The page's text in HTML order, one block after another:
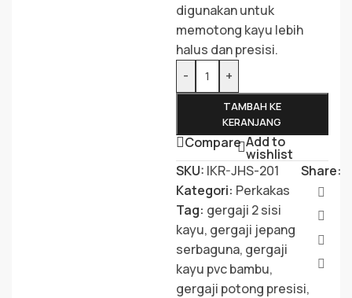
digunakan untuk
memotong kayu lebih
halus dan presisi.
-
+
TAMBAH KE
KERANJANG
Compare Add to
wishlist
SKU: IKR-JHS-201
Kategori: Perkakas
Tag: gergaji 2 sisi
kayu, gergaji jepang
serbaguna, gergaji
kayu pvc bambu,
gergaji potong presisi,
Share: